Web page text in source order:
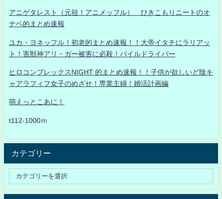
アニゲタレスト（元祖！アニメッフル） ひきこもりニートのオ
ナベ的まとめ速報
ユカ・ヨネッフル！初老的まとめ速報！！大帝イタチにラリアッ
ト！害獣神アリ・ガー被害に必殺！パイルドライバー
ヒロコンプレックスNIGHT 的まとめ速報！！子供が欲しいど陰キ
ャアラフィフ女子のめざせ！専業主婦！婚活計画編
萌えっとこあに！
t112-1000ｍ
カテゴリー